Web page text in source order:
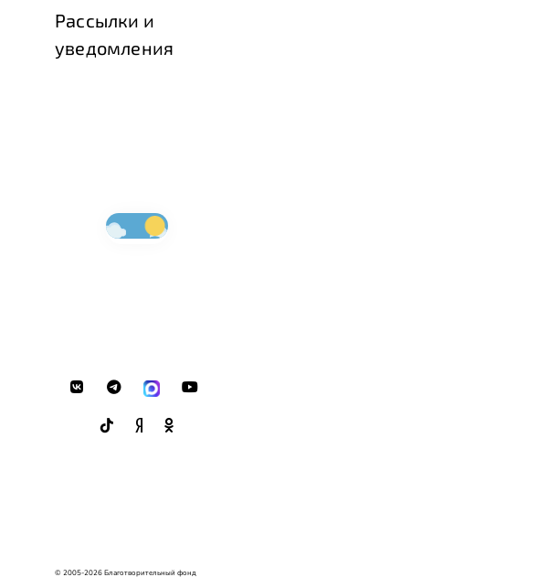
Рассылки и
уведомления
© 2005-2026 Благотворительный фонд